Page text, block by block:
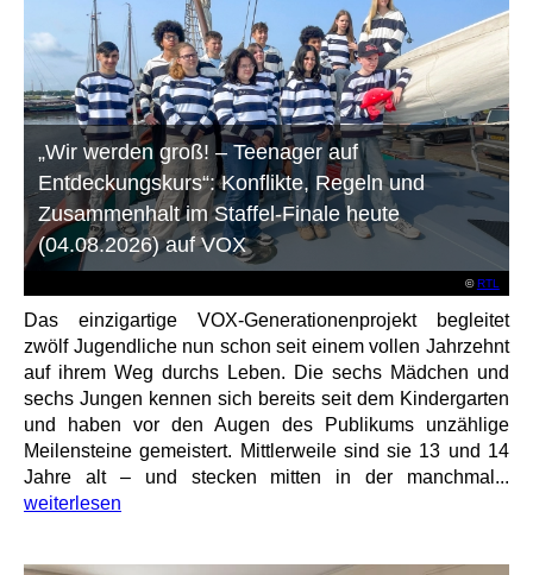
©RTL
„Wir werden groß! – Teenager auf
Entdeckungskurs“: Konflikte, Regeln und
Zusammenhalt im Staffel-Finale heute
(04.08.2026) auf VOX
Das einzigartige VOX-Generationenprojekt begleitet
zwölf Jugendliche nun schon seit einem vollen Jahrzehnt
auf ihrem Weg durchs Leben. Die sechs Mädchen und
sechs Jungen kennen sich bereits seit dem Kindergarten
und haben vor den Augen des Publikums unzählige
Meilensteine gemeistert. Mittlerweile sind sie 13 und 14
Jahre alt – und stecken mitten in der manchmal...
weiterlesen